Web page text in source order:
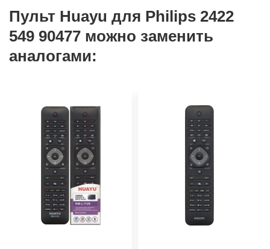
Пульт Huayu для Philips 2422
549 90477 можно заменить
аналогами: